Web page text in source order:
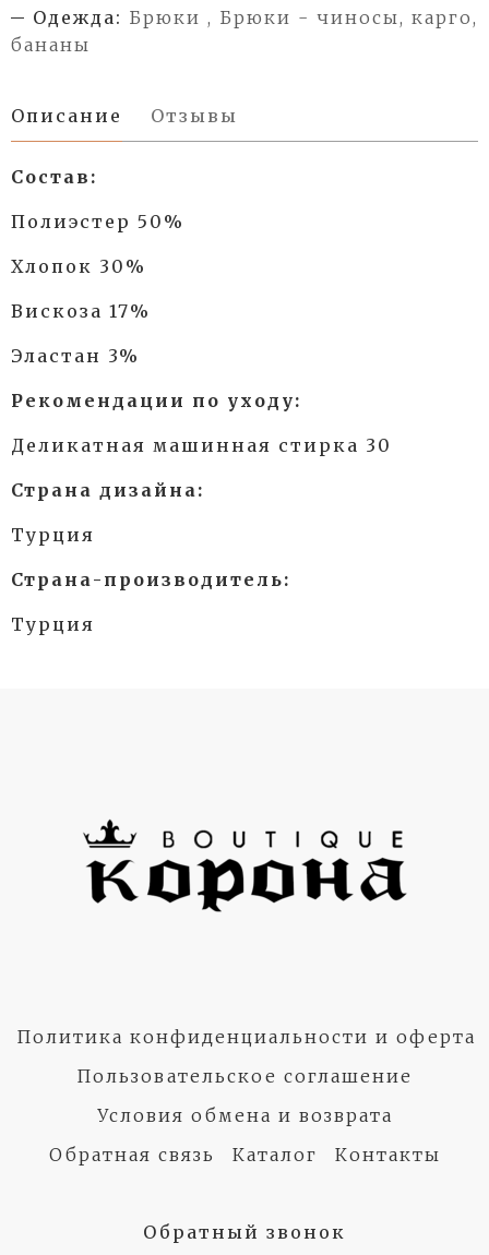
Одежда: Брюки , Брюки - чиносы, карго,
бананы
Описание Отзывы
Состав:
Полиэстер 50%
Хлопок 30%
Вискоза 17%
Эластан 3%
Рекомендации по уходу:
Деликатная машинная стирка 30
Страна дизайна:
Турция
Страна-производитель:
Турция
Политика конфиденциальности и оферта
Пользовательское соглашение
Условия обмена и возврата
Обратная связь
Каталог Контакты
Обратный звонок